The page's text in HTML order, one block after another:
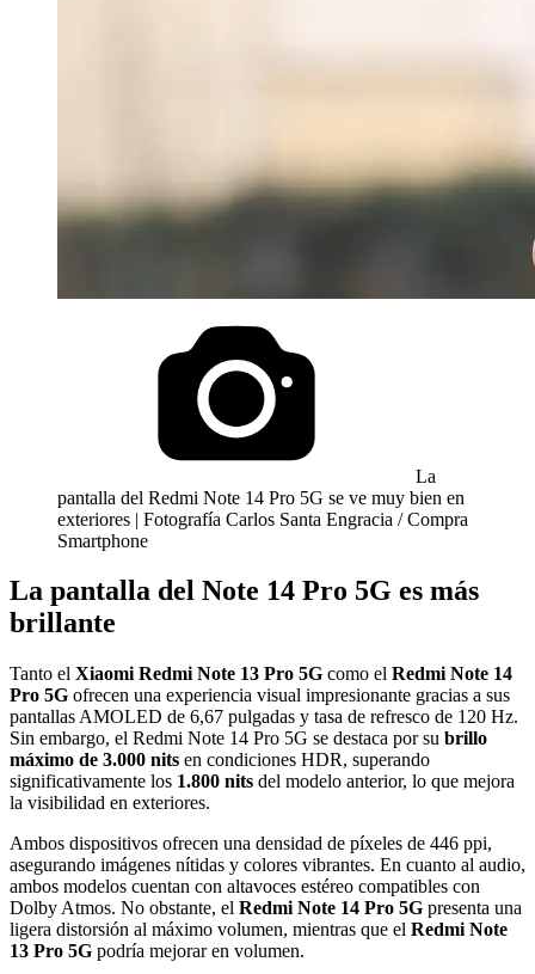
La
pantalla del Redmi Note 14 Pro 5G se ve muy bien en
exteriores | Fotografía Carlos Santa Engracia / Compra
Smartphone
La pantalla del Note 14 Pro 5G es más
brillante
Tanto el Xiaomi Redmi Note 13 Pro 5G como el Redmi Note 14
Pro 5G ofrecen una experiencia visual impresionante gracias a sus
pantallas AMOLED de 6,67 pulgadas y tasa de refresco de 120 Hz.
Sin embargo, el Redmi Note 14 Pro 5G se destaca por su brillo
máximo de 3.000 nits en condiciones HDR, superando
significativamente los 1.800 nits del modelo anterior, lo que mejora
la visibilidad en exteriores.
Ambos dispositivos ofrecen una densidad de píxeles de 446 ppi,
asegurando imágenes nítidas y colores vibrantes. En cuanto al audio,
ambos modelos cuentan con altavoces estéreo compatibles con
Dolby Atmos. No obstante, el Redmi Note 14 Pro 5G presenta una
ligera distorsión al máximo volumen, mientras que el Redmi Note
13 Pro 5G podría mejorar en volumen.